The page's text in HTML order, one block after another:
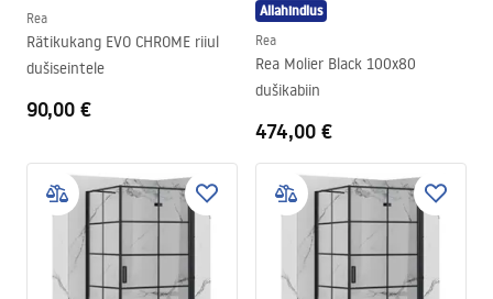
Rea
Rätikukang EVO CHROME riiul
dušiseintele
90,00 €
Allahindlus
Rea
Rea Molier Black 100x80
dušikabiin
474,00 €